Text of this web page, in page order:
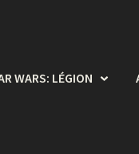
WARS: LÉGION